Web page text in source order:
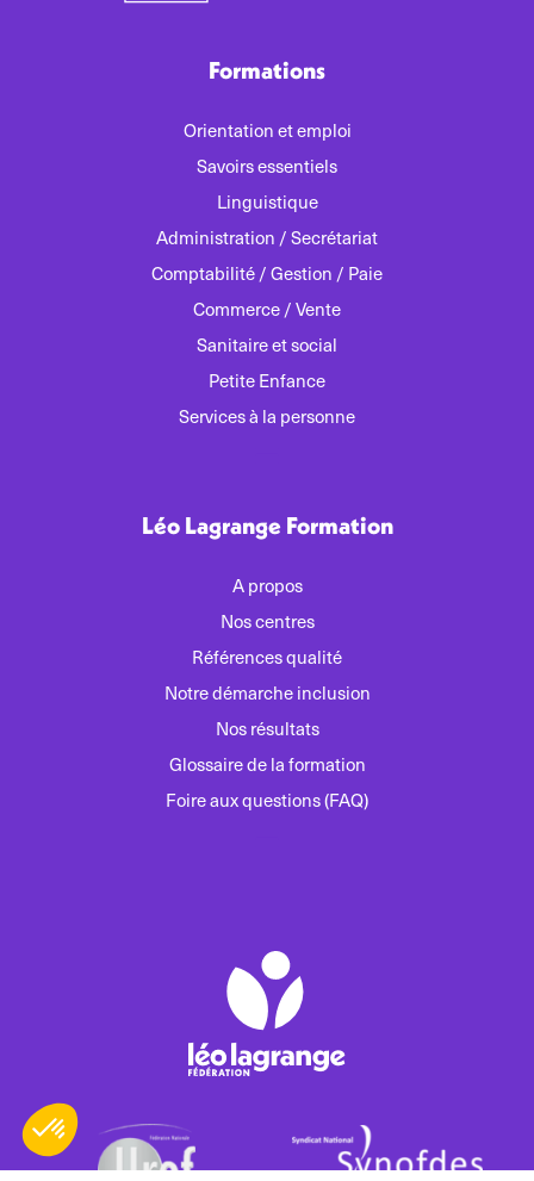
Formations
Orientation et emploi
Savoirs essentiels
Linguistique
Administration / Secrétariat
Comptabilité / Gestion / Paie
Commerce / Vente
Sanitaire et social
Petite Enfance
Services à la personne
Léo Lagrange Formation
A propos
Nos centres
Références qualité
Notre démarche inclusion
Nos résultats
Glossaire de la formation
Foire aux questions (FAQ)